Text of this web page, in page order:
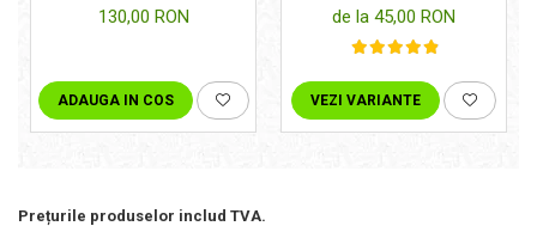
130,00 RON
ADAUGA IN COS
de la 45,00 RON
VEZI VARIANTE
Prețurile produselor includ TVA.